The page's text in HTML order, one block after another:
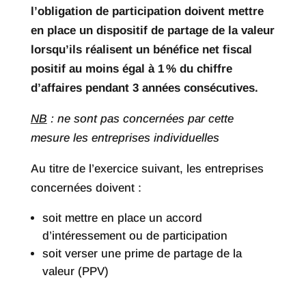
l’obligation de participation doivent mettre
en place un dispositif de partage de la valeur
lorsqu’ils réalisent un bénéfice net fiscal
positif au moins égal à 1% du chiffre
d’affaires pendant 3 années consécutives.
NB : ne sont pas concernées par cette
mesure les entreprises individuelles
Au titre de l’exercice suivant, les entreprises
concernées doivent :
soit mettre en place un accord
d’intéressement ou de participation
soit verser une prime de partage de la
valeur (PPV)